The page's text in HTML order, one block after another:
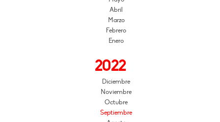
Abril
Marzo
Febrero
Enero
2022
Diciembre
Noviembre
Octubre
Septiembre